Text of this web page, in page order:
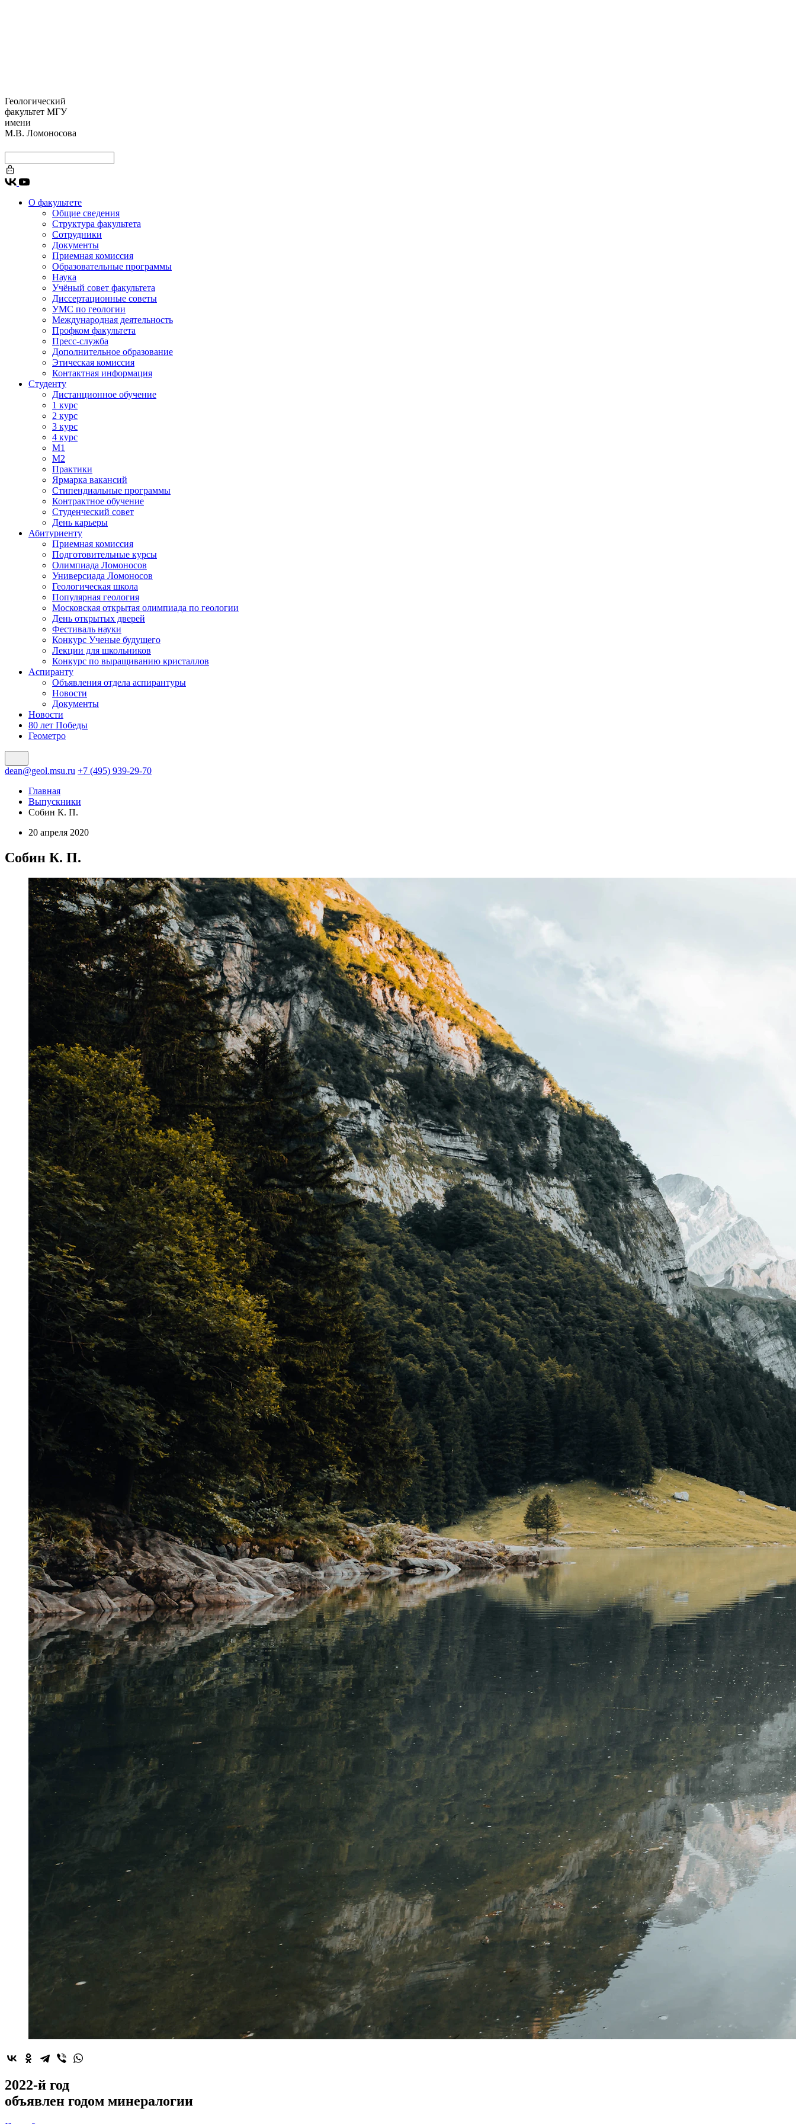
Геологический
факультет МГУ
имени
М.В. Ломоносова
О факультете
Общие сведения
Структура факультета
Сотрудники
Документы
Приемная комиссия
Образовательные программы
Наука
Учёный совет факультета
Диссертационные советы
УМС по геологии
Международная деятельность
Профком факультета
Пресс-служба
Дополнительное образование
Этическая комиссия
Контактная информация
Студенту
Дистанционное обучение
1 курс
2 курс
3 курс
4 курс
М1
М2
Практики
Ярмарка вакансий
Стипендиальные программы
Контрактное обучение
Студенческий совет
День карьеры
Абитуриенту
Приемная комиссия
Подготовительные курсы
Олимпиада Ломоносов
Универсиада Ломоносов
Геологическая школа
Популярная геология
Московская открытая олимпиада по геологии
День открытых дверей
Фестиваль науки
Конкурс Ученые будущего
Лекции для школьников
Конкурс по выращиванию кристаллов
Аспиранту
Объявления отдела аспирантуры
Новости
Документы
Новости
80 лет Победы
Геометро
dean@geol.msu.ru +7 (495) 939-29-70
Главная
Выпускники
Собин К. П.
20 апреля 2020
Собин К. П.
2022-й год
объявлен годом минералогии